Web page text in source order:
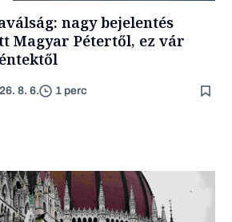
nagy bejelentés
Magyar Pétertől, ez vár
8. 6. 1 perc